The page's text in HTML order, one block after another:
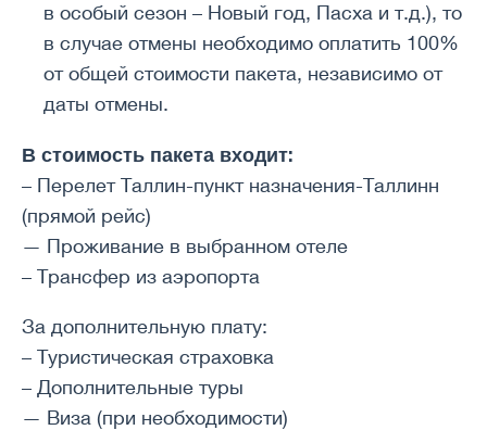
в особый сезон – Новый год, Пасха и т.д.), то
в случае отмены необходимо оплатить 100%
от общей стоимости пакета, независимо от
даты отмены.
В стоимость пакета входит:
– Перелет Таллин-пункт назначения-Таллинн
(прямой рейс)
— Проживание в выбранном отеле
– Трансфер из аэропорта
За дополнительную плату:
– Туристическая страховка
– Дополнительные туры
— Виза (при необходимости)